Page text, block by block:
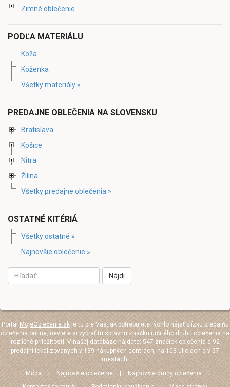
Zimné oblečenie
PODĽA MATERIÁLU
Koža
Koženka
Všetky materiály »
PREDAJNE OBLEČENIA NA SLOVENSKU
Bratislava
Košice
Nitra
Žilina
Všetky predajne oblečenia »
OSTATNÉ KITÉRIÁ
Všetky ostatné »
Najnovšie oblečenie »
Nájdi
Portál MojeOblečenie.skje tu pre Vás, ak potrebujete rýchlo nájsť blízku predajňu
oblečenia online, neviete si vybrať tú správnu značku určitého druhu oblečenia na
rozličné príležitosti. V našej databáze nájdete: 547 značiek oblečenia a 92
predajní lokalizovaných v 139 nákupných centrách, na 103 uliciach a v 57
mestách.
Móda
| Najnovšie oblečenie | Najnovšie druhy oblečenia
|